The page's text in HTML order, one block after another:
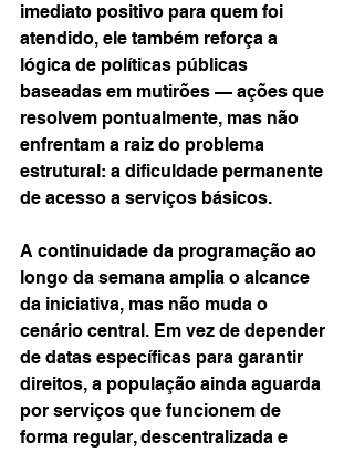
imediato positivo para quem foi
atendido, ele também reforça a
lógica de políticas públicas
baseadas em mutirões — ações que
resolvem pontualmente, mas não
enfrentam a raiz do problema
estrutural: a dificuldade permanente
de acesso a serviços básicos.
A continuidade da programação ao
longo da semana amplia o alcance
da iniciativa, mas não muda o
cenário central. Em vez de depender
de datas específicas para garantir
direitos, a população ainda aguarda
por serviços que funcionem de
forma regular, descentralizada e